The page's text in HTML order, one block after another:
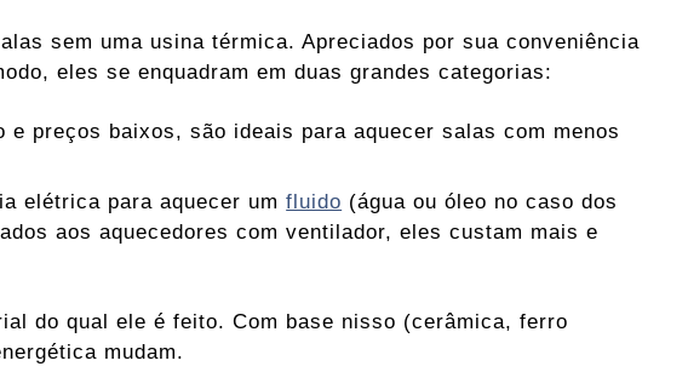
sem uma usina térmica. Apreciados por sua conveniência
eles se enquadram em duas grandes categorias:
e preços baixos, são ideais para aquecer salas com menos
elétrica para aquecer umfluido (água ou óleo no caso dos
aos aquecedores com ventilador, eles custam mais e
do qual ele é feito. Com base nisso (cerâmica, ferro
mudam.